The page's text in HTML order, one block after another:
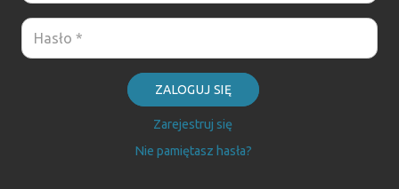
ZALOGUJ SIĘ
Zarejestruj się
Nie pamiętasz hasła?